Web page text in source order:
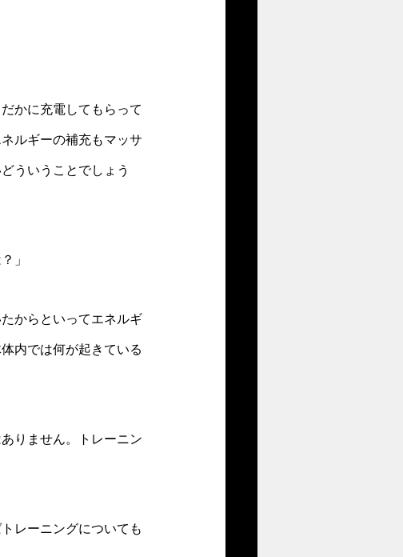
かに充電してもらって
ルギーの補充もマッサ
ういうことでしょう
」
からといってエネルギ
内では何が起きている
りません。トレーニン
レーニングについても